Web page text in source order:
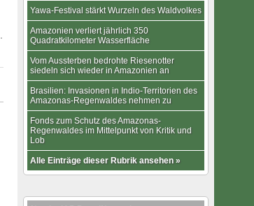
Yawa-Festival stärkt Wurzeln des Waldvolkes
Amazonien verliert jährlich 350
Quadratkilometer Wasserfläche
Vom Aussterben bedrohte Riesenotter
siedeln sich wieder in Amazonien an
Brasilien: Invasionen in Indio-Territorien des
Amazonas-Regenwaldes nehmen zu
Fonds zum Schutz des Amazonas-
Regenwaldes im Mittelpunkt von Kritik und
Lob
Alle Einträge dieser Rubrik ansehen »